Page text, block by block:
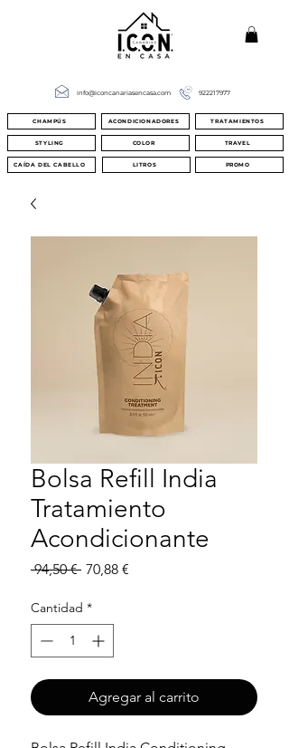
info@iconcanariasencasa.com 922217977
CHAMPÚS ACONDICIONADORES TRATAMIENTOS
STYLING COLOR TRAVEL
CAÍDA DEL CABELLO LITROS PROMO
Bolsa Refill India
Tratamiento
Acondicionante
94,50 € Precio
70,88 €
Cantidad *
Agregar al carrito